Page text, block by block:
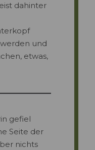
dahinter
und
etwas,
gefiel
Seite der
nichts